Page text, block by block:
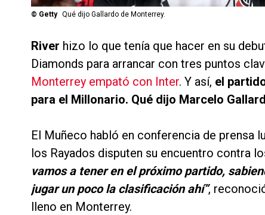
© Getty Qué dijo Gallardo de Monterrey.
River hizo lo que tenía que hacer en su
Diamonds para arrancar con tres puntos
Monterrey empató con Inter. Y así, el
para el Millonario. Qué dijo Marcelo
El Muñeco habló en conferencia de prensa
los Rayados disputen su encuentro contra
vamos a tener en el próximo partido,
jugar un poco la clasificación ahí”,
lleno en Monterrey.